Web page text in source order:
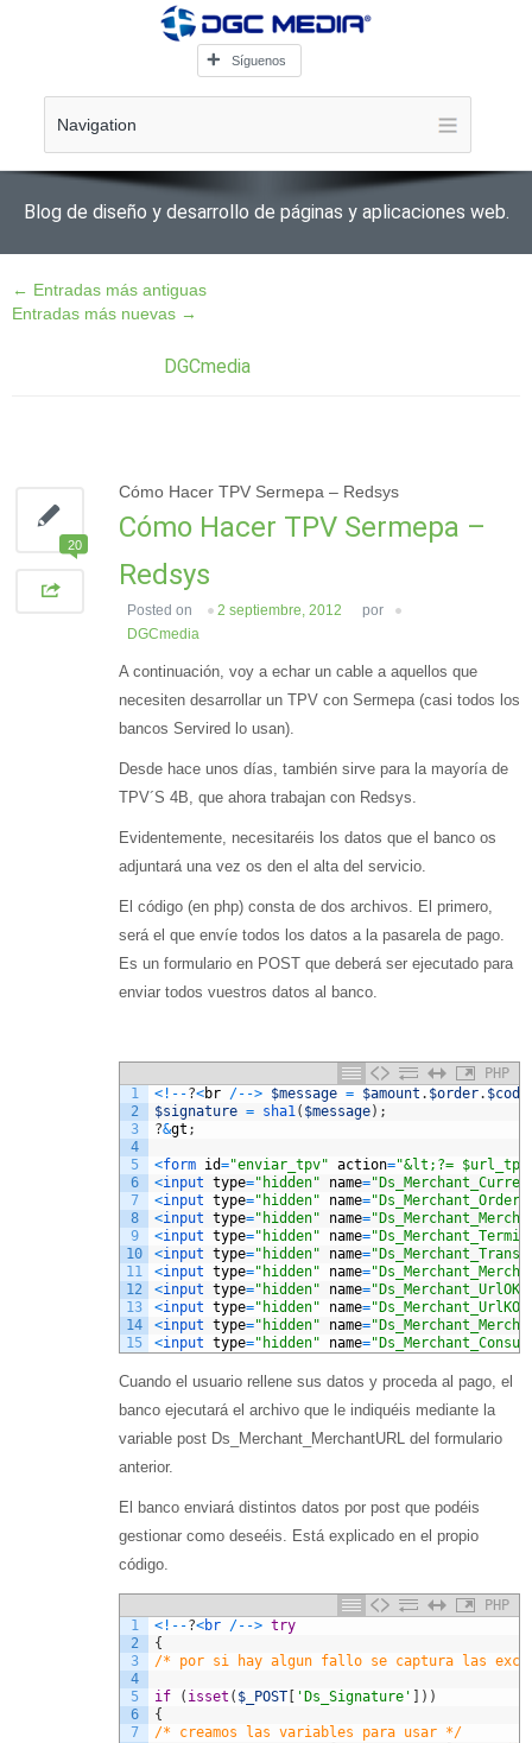
Síguenos
Navigation
Blog de diseño y desarrollo de páginas y aplicaciones web.
← Entradas más antiguas
Entradas más nuevas →
DGCmedia
20
Cómo Hacer TPV Sermepa – Redsys
Cómo Hacer TPV Sermepa –
Redsys
Posted on 2 septiembre, 2012
por
DGCmedia
A continuación, voy a echar un cable a aquellos que
necesiten desarrollar un TPV con Sermepa (casi todos los
bancos Servired lo usan).
Desde hace unos días, también sirve para la mayoría de
TPV´S 4B, que ahora trabajan con Redsys.
Evidentemente, necesitaréis los datos que el banco os
adjuntará una vez os den el alta del servicio.
El código (en php) consta de dos archivos. El primero,
será el que envíe todos los datos a la pasarela de pago.
Es un formulario en POST que deberá ser ejecutado para
enviar todos vuestros datos al banco.
PHP
1
2
3
4
5
6
7
8
9
10
11
12
13
14
15
< ! --?<br /--> $message = $amount . $order. $code
$signature = sha1( $message) ;
?&gt ;
<form id="enviar_tpv" action="&lt;?=
<input type="hidden" name=
<input type="hidden" name="Ds_Merchant_Order"
<input type="hidden" name=
<input type="hidden" name=
<input type="hidden" name=
<input type="hidden" name=
<input type="hidden" name="Ds_Merchant_UrlOK"
<input type="hidden" name="Ds_Merchant_UrlKO"
<input type="hidden" name=
<input type="hidden" name=
Cuando el usuario rellene sus datos y proceda al pago, el
banco ejecutará el archivo que le indiquéis mediante la
variable post Ds_Merchant_MerchantURL del formulario
anterior.
El banco enviará distintos datos por post que podéis
gestionar como deseéis. Está explicado en el propio
código.
PHP
1
2
3
4
5
6
7
< ! --?<br /--> try
{
/* por si hay algun fallo se captura las
if ( isset ( $_POST 'Ds_Signature' ) )
{
/* creamos las variables para usar */